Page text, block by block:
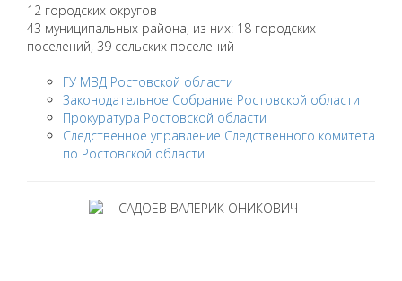
12 городских округов
43 муниципальных района, из них: 18 городских
поселений, 39 сельских поселений
ГУ МВД Ростовской области
Законодательное Собрание Ростовской области
Прокуратура Ростовской области
Следственное управление Следственного комитета
по Ростовской области